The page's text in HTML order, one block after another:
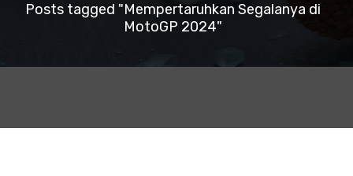
Posts tagged "Mempertaruhkan Segalanya di
MotoGP 2024"